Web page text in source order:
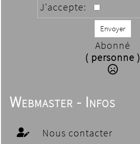
J'accepte:
Envoyer
Abonné
( personne )
Webmaster - Infos
Nous contacter